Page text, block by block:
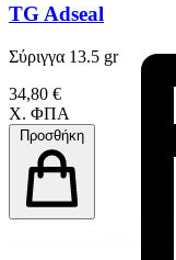
TG Adseal
Σύριγγα 13.5 gr
34,80 €
Χ. ΦΠΑ
Προσθήκη